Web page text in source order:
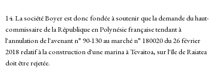
14. La société Boyer est donc fondée à soutenir que la demande du haut-
commissaire de la République en Polynésie française tendant à
l'annulation de l'avenant n° 90-130 au marché n° 180020 du 26 février
2018 relatif à la construction d'une marina à Tevaitoa, sur l'île de Raiatea
doit être rejetée.